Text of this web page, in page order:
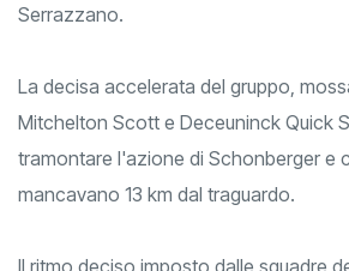
Serrazzano.
La decisa accelerata del gruppo,
Mitchelton Scott e Deceuninck Quick
tramontare l'azione di Schonberger e
mancavano 13 km dal traguardo.
Il ritmo deciso imposto dalle squadre